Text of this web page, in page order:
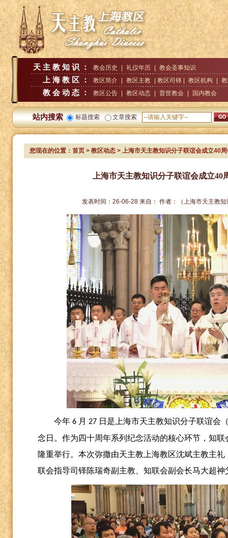
天主教知识： 教会历史 礼仪年历 教会圣事知识
上海教区： 教区简介 教区主教 | 教区司铎 | 教区机构
教会动态： 教区公告 教区动态 普世教会 国内教会
站内搜索 标题搜索 文章搜索
您现在的位置：首页 >教区动态 > 上海市天主教知识分子联谊会成立40
上海市天主教知识分子联谊会成立
发表时间：26-06-28 来自： 作者： （上海市天主教
今年 6 月27 日是上海市天主教知识分子联谊会
念日。作为四十周年系列纪念活动的核心环节，知
隆重举行。本次弥撒由天主教上海教区沈斌主教主
联会指导司铎陈瑞奇副主教、知联会副会长马大超